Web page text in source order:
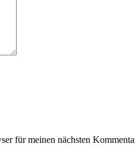
für meinen nächsten